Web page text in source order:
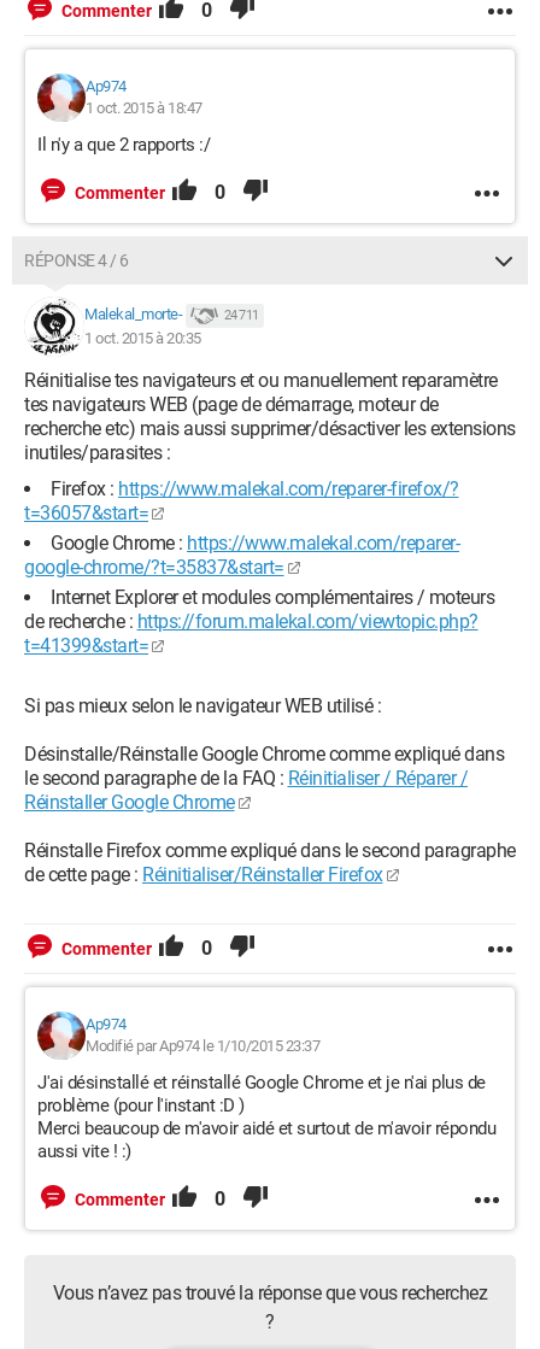
Commenter 0
Ap974
1 oct. 2015 à 18:47
Il n'y a que 2 rapports :/
Commenter 0
RÉPONSE 4 / 6
Malekal_morte- 24 711
1 oct. 2015 à 20:35
Réinitialise tes navigateurs et ou manuellement reparamètre
tes navigateurs WEB (page de démarrage, moteur de
recherche etc) mais aussi supprimer/désactiver les extensions
inutiles/parasites :
Firefox : https://www.malekal.com/reparer-firefox/?
t=36057&start=
Google Chrome : https://www.malekal.com/reparer-
google-chrome/?t=35837&start=
Internet Explorer et modules complémentaires / moteurs
de recherche : https://forum.malekal.com/viewtopic.php?
t=41399&start=
Si pas mieux selon le navigateur WEB utilisé :
Désinstalle/Réinstalle Google Chrome comme expliqué dans
le second paragraphe de la FAQ : Réinitialiser / Réparer /
Réinstaller Google Chrome
Réinstalle Firefox comme expliqué dans le second paragraphe
de cette page : Réinitialiser/Réinstaller Firefox
Commenter 0
Ap974
Modifié par Ap974 le 1/10/2015 23:37
J'ai désinstallé et réinstallé Google Chrome et je n'ai plus de
problème (pour l'instant :D )
Merci beaucoup de m'avoir aidé et surtout de m'avoir répondu
aussi vite ! :)
Commenter 0
Vous n’avez pas trouvé la réponse que vous recherchez
?